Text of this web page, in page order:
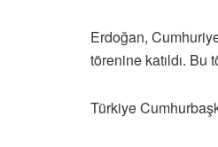
Erdoğan,
törenine katıldı. Bu
Türkiye